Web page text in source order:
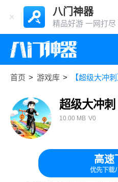
八门神器
精品好游 一网打尽
首页 > 游戏库 > 【超级大冲刺
超级大冲刺
10.00 MB V0
高速
优先下载